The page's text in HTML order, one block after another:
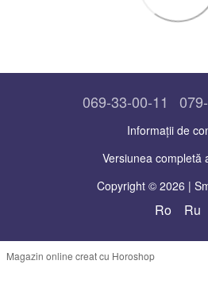
069-33-00-11
Informații de
Versiunea completă
Copyright © 2026 |
Ro Ru
Magazin online creat cu Horoshop